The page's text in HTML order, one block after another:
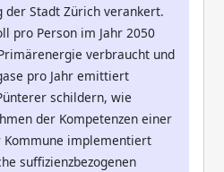
der Stadt Zürich verankert.
pro Person im Jahr 2050
verbraucht und
pro Jahr emittiert
schildern, wie
der Kompetenzen einer
Kommune implementiert
suffizienzbezogenen